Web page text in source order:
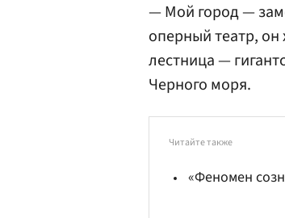
— Мой город —
оперный театр, он
лестница —
Черного моря.
Читайте также
«Феномен